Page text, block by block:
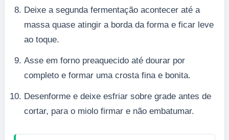
Deixe a segunda fermentação acontecer até a
massa quase atingir a borda da forma e ficar leve
ao toque.
Asse em forno preaquecido até dourar por
completo e formar uma crosta fina e bonita.
Desenforme e deixe esfriar sobre grade antes de
cortar, para o miolo firmar e não embatumar.